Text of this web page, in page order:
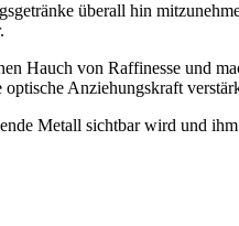
überall hin
Hauch von Raffinesse und
Anziehungskraft
Metall sichtbar wird und